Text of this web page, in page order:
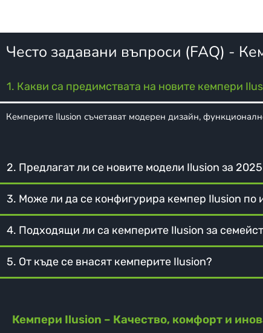
Често задавани въпроси (FAQ) -
1. Какви са предимствата на новите кемпери
Кемперите Ilusion съчетават модерен дизайн,
2. Предлагат ли се новите модели Ilusion за
3. Може ли да се конфигурира кемпер Ilusion по
4. Подходящи ли са кемперите Ilusion за
5. От къде се внасят кемперите Ilusion?
Кемпери Ilusion – Качество, комфорт и